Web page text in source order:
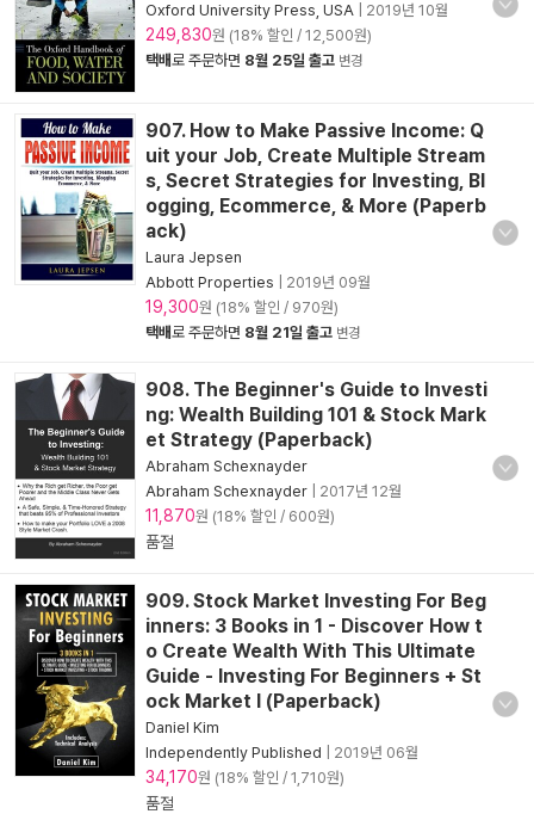
Oxford University Press, USA
2019년 10월
249,830원 (18% 할인 / 12,500원)
택배로 주문하면 8월 25일 출고 변경
907. How to Make Passive Income: Q
uit your Job, Create Multiple Stream
s, Secret Strategies for Investing, Bl
ogging, Ecommerce, & More (Paperb
ack)
Laura Jepsen
Abbott Properties
2019년 09월
19,300원 (18% 할인 / 970원)
택배로 주문하면 8월 21일 출고 변경
908. The Beginner's Guide to Investi
ng: Wealth Building 101 & Stock Mark
et Strategy (Paperback)
Abraham Schexnayder
Abraham Schexnayder
2017년 12월
11,870원 (18% 할인 / 600원)
품절
909. Stock Market Investing For Beg
inners: 3 Books in 1 - Discover How t
o Create Wealth With This Ultimate
Guide - Investing For Beginners + St
ock Market I (Paperback)
Daniel Kim
Independently Published
2019년 06월
34,170원 (18% 할인 / 1,710원)
품절